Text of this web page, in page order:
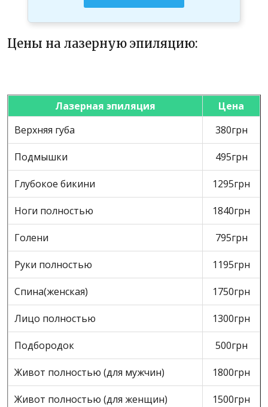
Цены на лазерную эпиляцию:
Лазерная эпиляция
Цена
Верхняя губа
380грн
Подмышки 495грн
Глубокое бикини 1295грн
Ноги полностью 1840грн
Голени 795грн
Руки полностью 1195грн
Спина(женская) 1750грн
Лицо полностью 1300грн
Подбородок 500грн
Живот полностью (для мужчин) 1800грн
Живот полностью (для женщин) 1500грн